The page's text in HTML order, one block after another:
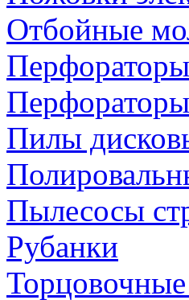
Отбойные
Пилы
Пылесосы
Рубанки